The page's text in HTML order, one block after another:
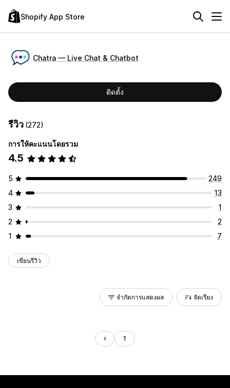
Shopify App Store
Chatra — Live Chat & Chatbot
ติดตั้ง
รีวิว (272)
การให้คะแนนโดยรวม
4.5
5
249
4
13
3
1
2
2
1
7
เขียนรีวิว
จำกัดการแสดงผล จัดเรียง
1